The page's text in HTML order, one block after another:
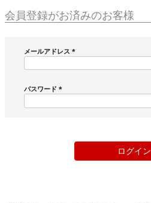
会員登録がお済みのお客様
メールアドレス
パスワード
ログイン